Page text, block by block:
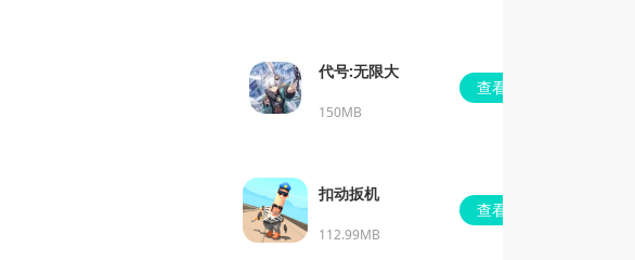
代号:无限大
150MB
查看
扣动扳机
112.99MB
查看